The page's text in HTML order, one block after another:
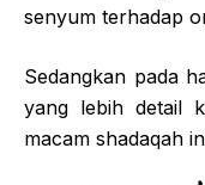
senyum terhadap
Sedangkan pada
yang lebih detail
macam shadaqah